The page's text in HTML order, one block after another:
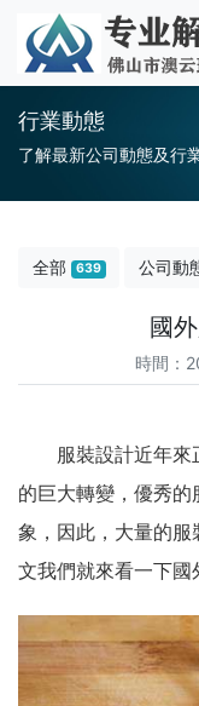
行業動態
了解最新公司動態及行
全部 639 公司動
國
時間：
服裝設計近年
的巨大轉變，優秀
象，因此，大量的服
文我們就來看一下國